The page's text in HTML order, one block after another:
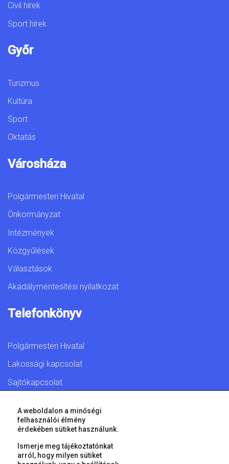
Civil hírek
Sport hírek
Győr
Turizmus
Kultúra
Sport
Oktatás
Városháza
Polgármesteri Hivatal
Önkormányzat
Intézmények
Közgyűlések
Választások
Akadálymentesítési nyilatkozat
Telefonkönyv
Polgármesteri Hivatal
Lakossági kapcsolat
Sajtókapcsolat
© 2026 Győr Megyei Jogú Város • Minden jog fenntartva!
A weboldalon a minőségi
felhasználói élmény
érdekében sütiket használunk.
Ismerje meg tájékoztatónkat
arról, hogy milyen sütiket